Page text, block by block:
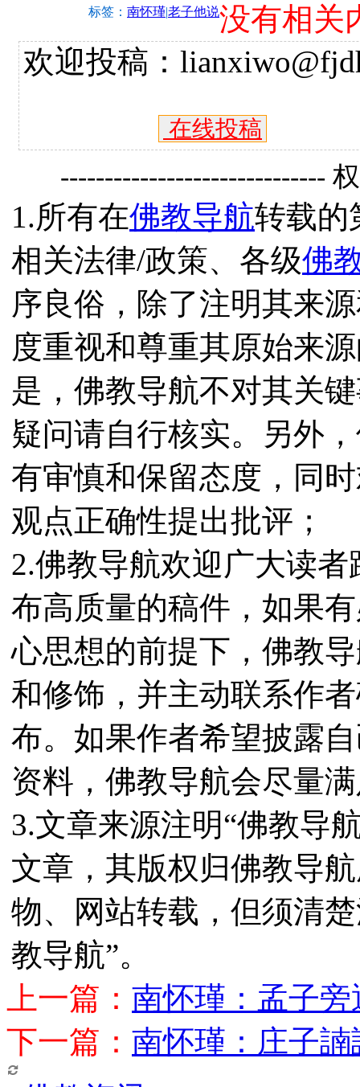
标签： 南怀瑾|老子他说没有相关
欢迎投稿：
在线投稿
------------------------------
1.所有在佛教导航转载的
相关法律/政策、各级佛
序良俗，除了注明其来
度重视和尊重其原始来
是，佛教导航不对其关
疑问请自行核实。另外
有审慎和保留态度，同
观点正确性提出批评；
2.佛教导航欢迎广大读
布高质量的稿件，如果
心思想的前提下，佛教
和修饰，并主动联系作
布。如果作者希望披露
资料，佛教导航会尽量
3.文章来源注明“佛教导
文章，其版权归佛教导
物、网站转载，但须清
教导航”。
上一篇： 南怀瑾：孟子
下一篇： 南怀瑾：庄子